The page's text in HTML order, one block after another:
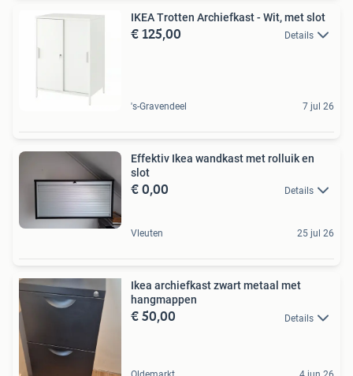
IKEA Trotten Archiefkast - Wit, met slot
€ 125,00 Details
's-Gravendeel 7 jul 26
Effektiv Ikea wandkast met rolluik en
slot
€ 0,00 Details
Vleuten 25 jul 26
Ikea archiefkast zwart metaal met
hangmappen
€ 50,00 Details